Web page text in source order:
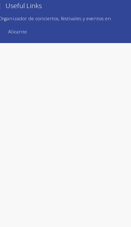
Useful Links
de conciertos, festivales y eventos en
Alicante